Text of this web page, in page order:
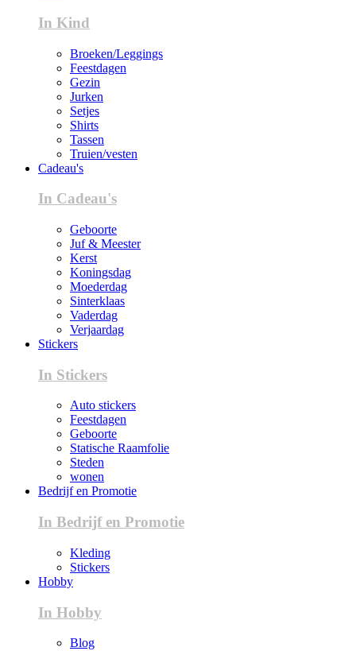
In Kind
Broeken/Leggings
Feestdagen
Gezin
Jurken
Setjes
Shirts
Tassen
Truien/vesten
Cadeau's
In Cadeau's
Geboorte
Juf & Meester
Kerst
Koningsdag
Moederdag
Sinterklaas
Vaderdag
Verjaardag
Stickers
In Stickers
Auto stickers
Feestdagen
Geboorte
Statische Raamfolie
Steden
wonen
Bedrijf en Promotie
In Bedrijf en Promotie
Kleding
Stickers
Hobby
In Hobby
Blog